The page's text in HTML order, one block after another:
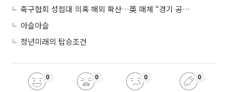
축구협회 성접대 의혹 해외 확산…英 매체 “경기 공정성 의문”
아슬아슬
청년미래의 탑승조건
0 0 0 0